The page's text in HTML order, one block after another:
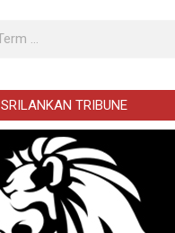
SRILANKAN TRIBUNE